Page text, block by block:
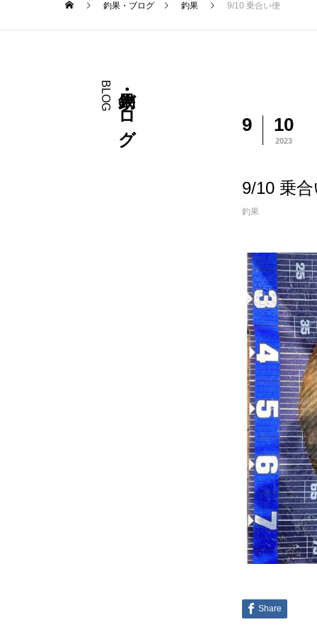
釣果・ブログ 釣果 9/10 乗合い便
釣果・ブログ
BLOG
9 10
2023
9/10 乗
釣果
Share